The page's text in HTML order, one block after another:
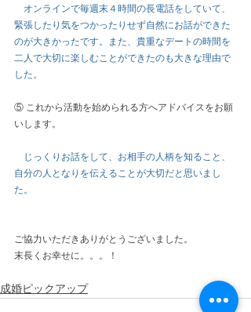
オンラインで毎週末４時間の長電話をしていて、
緊張したり気をつかったりせず自然にお話ができた
のが大きかったです。また、貴重なデートの時間を
二人で大切に楽しむことができたのも大きな理由で
した。
⑤ これから活動を始められる方へアドバイスをお願
いします。
じっくりお話をして、お相手の人柄を知ること、
自分の人となりを伝えることが大切だと思いまし
た。
ご協力いただきありがとうございました。
末⾧くお幸せに。。。！
成婚ピックアップ